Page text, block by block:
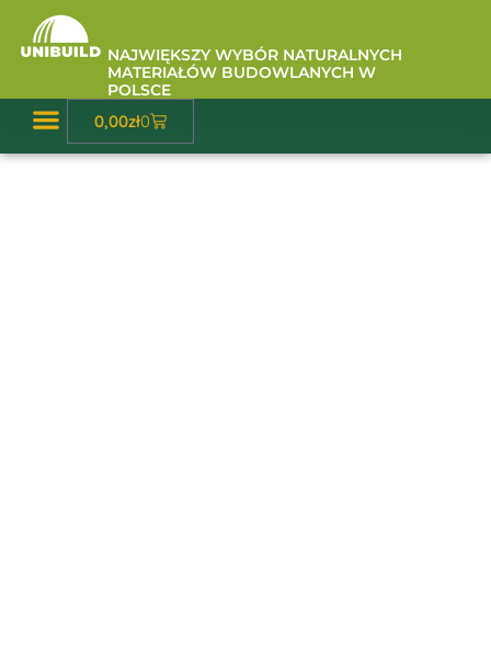
Przejdź
NAJWIĘKSZY WYBÓR NATURALNYCH
MATERIAŁÓW BUDOWLANYCH W
POLSCE
0,00zł0
Wózek